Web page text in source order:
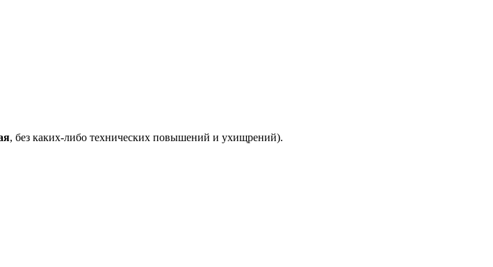
, без каких-либо технических повышений и ухищрений).